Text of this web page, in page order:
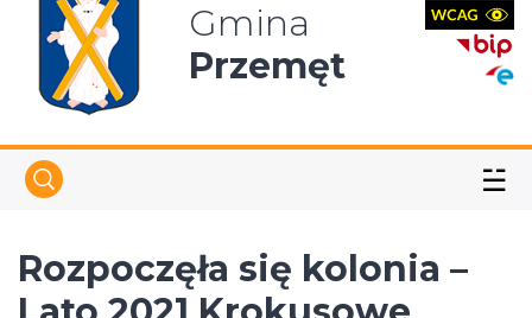
Gmina
Przemęt
☱
Rozpoczęła się kolonia –